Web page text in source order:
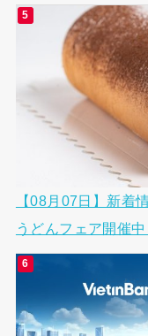
【08月07日】新着
うどんフェア開催